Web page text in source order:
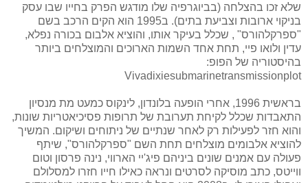
שלא זכו בהצלחה (בביוגרפיה שלו מודגש הפרק בחייו שבו עסק
בניקוי ארובות וצביעת בתים). ב1995 הוא הקים הרכב בשם
"ספרקלהורס" , שכלל בעיקר אותו, והוציא אלבום בכורה נפלא,
עדין ולואו פיי, תחת אחד השמות הארוכים והמוצלחים ביותר
בהיסטוריה של הפופ:
Vivadixiesubmarinetransmissionplot
בראשית 1996, אחרי הופעה בלונדון, לינקוס כמעט מת מנסיון
התאבדות שכלל לקיחת תערובת של תרופות פסיכיאטריות שונות,
והוא חזר לפעילות רק לאחר שנתיים של ניתוחים ושיקום. המשיך
להוציא אלבומים מוצלחים תחת השם "ספרקלהורס", שיתף
פעולה עם אמנים שונים ביניהם פיג'יי הארווי, נינה פרסון וטום
ווייטס, כתב מוסיקה לסרטים ונראה כאילו חייו חזרו למסלולם